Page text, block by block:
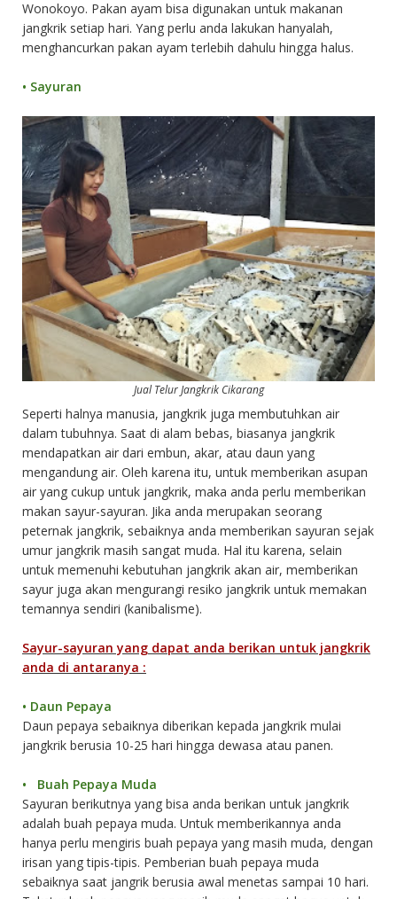
Wonokoyo. Pakan ayam bisa digunakan untuk makanan
jangkrik setiap hari. Yang perlu anda lakukan hanyalah,
menghancurkan pakan ayam terlebih dahulu hingga halus.
• Sayuran
Jual Telur Jangkrik Cikarang
Seperti halnya manusia, jangkrik juga membutuhkan air
dalam tubuhnya. Saat di alam bebas, biasanya jangkrik
mendapatkan air dari embun, akar, atau daun yang
mengandung air. Oleh karena itu, untuk memberikan asupan
air yang cukup untuk jangkrik, maka anda perlu memberikan
makan sayur-sayuran. Jika anda merupakan seorang
peternak jangkrik, sebaiknya anda memberikan sayuran sejak
umur jangkrik masih sangat muda. Hal itu karena, selain
untuk memenuhi kebutuhan jangkrik akan air, memberikan
sayur juga akan mengurangi resiko jangkrik untuk memakan
temannya sendiri (kanibalisme).
Sayur-sayuran yang dapat anda berikan untuk jangkrik
anda di antaranya :
• Daun Pepaya
Daun pepaya sebaiknya diberikan kepada jangkrik mulai
jangkrik berusia 10-25 hari hingga dewasa atau panen.
•
Buah Pepaya Muda
Sayuran berikutnya yang bisa anda berikan untuk jangkrik
adalah buah pepaya muda. Untuk memberikannya anda
hanya perlu mengiris buah pepaya yang masih muda, dengan
irisan yang tipis-tipis. Pemberian buah pepaya muda
sebaiknya saat jangrik berusia awal menetas sampai 10 hari.